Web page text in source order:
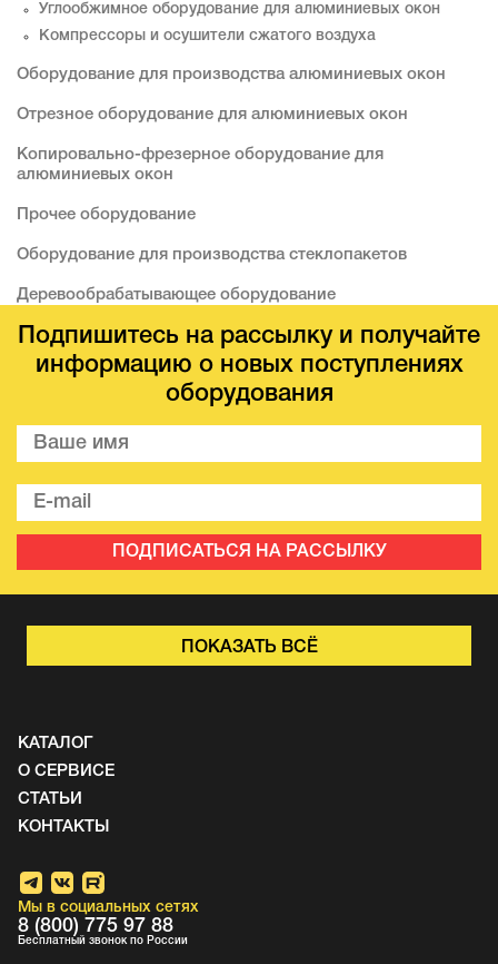
Углообжимное оборудование для алюминиевых окон
Компрессоры и осушители сжатого воздуха
Оборудование для производства алюминиевых окон
Отрезное оборудование для алюминиевых окон
Копировально-фрезерное оборудование для
алюминиевых окон
Прочее оборудование
Оборудование для производства стеклопакетов
Деревообрабатывающее оборудование
Подпишитесь на рассылку и получайте
информацию о новых поступлениях
оборудования
ПОДПИСАТЬСЯ НА РАССЫЛКУ
ПОКАЗАТЬ ВСЁ
КАТАЛОГ
О СЕРВИСЕ
СТАТЬИ
КОНТАКТЫ
Мы в социальных сетях
8 (800) 775 97 88
Бесплатный звонок по России